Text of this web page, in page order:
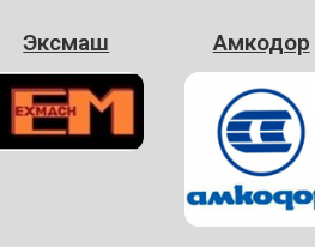
Эксмаш Амкодор